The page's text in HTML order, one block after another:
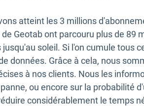
atteint les 3 millions
Geotab ont parcouru plus de 89
soleil. Si l'on cumule tous
données. Grâce à cela, nous
à nos clients. Nous les
ou encore sur la probabilité
considérablement le temps